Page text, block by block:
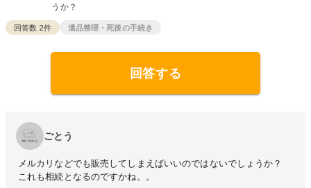
うか？
回答数 2件 遺品整理・死後の手続き
回答する
ごとう
メルカリなどでも販売してしまえばいいのではないでしょうか？
これも相続となるのですかね。。